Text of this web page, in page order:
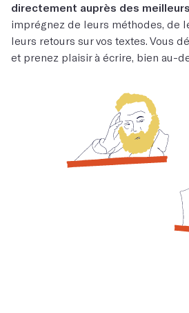
directement auprès des
imprégnez de leurs méthodes, de
leurs retours sur vos textes. Vous
et prenez plaisir à écrire, bien au-